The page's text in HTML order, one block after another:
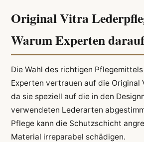
Original Vitra
Warum Experten
Die Wahl des richtigen
Experten vertrauen auf die Original
da sie speziell auf die in den
verwendeten Lederarten
Pflege kann die Schutzschicht
Material irreparabel schädigen.